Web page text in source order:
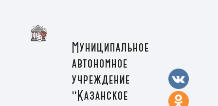
Муниципальное
автономное
учреждение
"Казанское